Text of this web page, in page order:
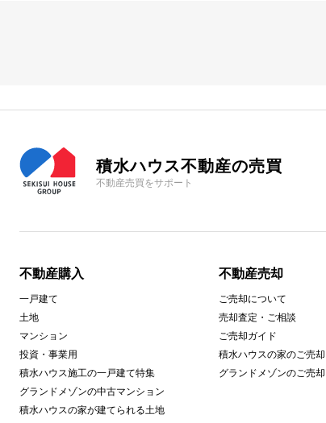
積水ハウス不動産の売買
不動産売買をサポート
不動産購入
一戸建て
土地
マンション
投資・事業用
積水ハウス施工の一戸建て特集
グランドメゾンの中古マンション
積水ハウスの家が建てられる土地
不動産売却
ご売却について
売却査定・ご相談
ご売却ガイド
積水ハウスの家のご売却
グランドメゾンのご売却